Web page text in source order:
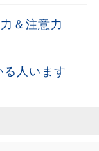
＆注意力
人います